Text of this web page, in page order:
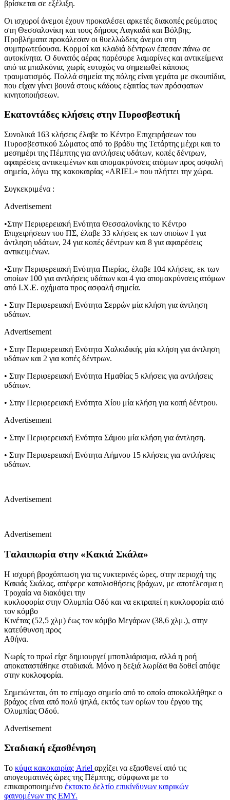
βρίσκεται σε εξέλιξη.
Οι ισχυροί άνεμοι έχουν προκαλέσει αρκετές διακοπές ρεύματος
στη Θεσσαλονίκη και τους δήμους Λαγκαδά και Βόλβης.
Προβλήματα προκάλεσαν οι θυελλώδεις άνεμοι στη
συμπρωτεύουσα. Κορμοί και κλαδιά δέντρων έπεσαν πάνω σε
αυτοκίνητα. Ο δυνατός αέρας παρέσυρε λαμαρίνες και αντικείμενα
από τα μπαλκόνια, χωρίς ευτυχώς να σημειωθεί κάποιος
τραυματισμός. Πολλά σημεία της πόλης είναι γεμάτα με σκουπίδια,
που είχαν γίνει βουνά στους κάδους εξαιτίας των πρόσφατων
κινητοποιήσεων.
Εκατοντάδες κλήσεις στην Πυροσβεστική
Συνολικά 163 κλήσεις έλαβε το Κέντρο Επιχειρήσεων του
Πυροσβεστικού Σώματος από το βράδυ της Τετάρτης μέχρι και το
μεσημέρι της Πέμπτης για αντλήσεις υδάτων, κοπές δέντρων,
αφαιρέσεις αντικειμένων και απομακρύνσεις ατόμων προς ασφαλή
σημεία, λόγω της κακοκαιρίας «ARIEL» που πλήττει την χώρα.
Συγκεκριμένα :
Advertisement
•Στην Περιφερειακή Ενότητα Θεσσαλονίκης το Κέντρο
Επιχειρήσεων του ΠΣ, έλαβε 33 κλήσεις εκ των οποίων 1 για
άντληση υδάτων, 24 για κοπές δέντρων και 8 για αφαιρέσεις
αντικειμένων.
•Στην Περιφερειακή Ενότητα Πιερίας, έλαβε 104 κλήσεις, εκ των
οποίων 100 για αντλήσεις υδάτων και 4 για απομακρύνσεις ατόμων
από Ι.Χ.Ε. οχήματα προς ασφαλή σημεία.
• Στην Περιφερειακή Ενότητα Σερρών μία κλήση για άντληση
υδάτων.
Advertisement
• Στην Περιφερειακή Ενότητα Χαλκιδικής μία κλήση για άντληση
υδάτων και 2 για κοπές δέντρων.
• Στην Περιφερειακή Ενότητα Ημαθίας 5 κλήσεις για αντλήσεις
υδάτων.
• Στην Περιφερειακή Ενότητα Χίου μία κλήση για κοπή δέντρου.
Advertisement
• Στην Περιφερειακή Ενότητα Σάμου μία κλήση για άντληση.
• Στην Περιφερειακή Ενότητα Λήμνου 15 κλήσεις για αντλήσεις
υδάτων.
Advertisement
Advertisement
Tαλαιπωρία στην «Κακιά Σκάλα»
Η ισχυρή βροχόπτωση για τις νυκτερινές ώρες, στην περιοχή της
Κακιάς Σκάλας, απέφερε κατολισθήσεις βράχων, με αποτέλεσμα η
Τροχαία να διακόψει την
κυκλοφορία στην Ολυμπία Οδό και να εκτραπεί η κυκλοφορία από
τον κόμβο
Κινέτας (52,5 χλμ) έως τον κόμβο Μεγάρων (38,6 χλμ.), στην
κατεύθυνση προς
Αθήνα.
Νωρίς το πρωί είχε δημιουργεί μποτιλιάρισμα, αλλά η ροή
αποκαταστάθηκε σταδιακά. Μόνο η δεξιά λωρίδα θα δοθεί απόψε
στην κυκλοφορία.
Σημειώνεται, ότι το επίμαχο σημείο από το οποίο αποκολλήθηκε ο
βράχος είναι από πολύ ψηλά, εκτός των ορίων του έργου της
Ολυμπίας Οδού.
Advertisement
Σταδιακή εξασθένηση
Το κύμα κακοκαιρίας Ariel αρχίζει να εξασθενεί από τις
απογευματινές ώρες της Πέμπτης, σύμφωνα με το
επικαιροποιημένο έκτακτο δελτίο επικίνδυνων καιρικών
φαινομένων της ΕΜΥ.